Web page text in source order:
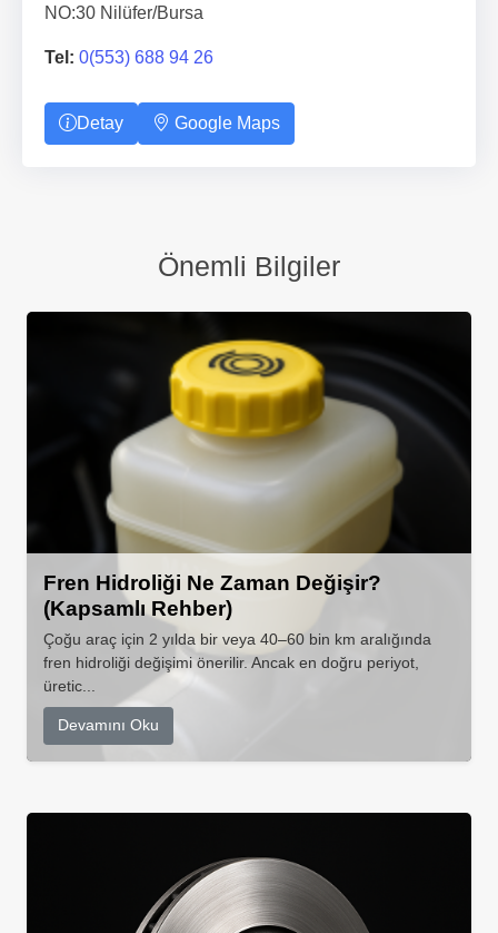
NO:30 Nilüfer/Bursa
Tel: 0(553) 688 94 26
Detay Google Maps
Önemli Bilgiler
Fren Hidroliği Ne Zaman Değişir?
(Kapsamlı Rehber)
Çoğu araç için 2 yılda bir veya 40–60 bin km aralığında
fren hidroliği değişimi önerilir. Ancak en doğru periyot,
üretic...
Devamını Oku